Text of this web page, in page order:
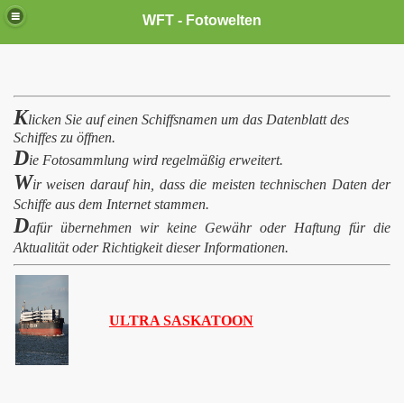
WFT - Fotowelten
Klicken Sie auf einen Schiffsnamen um das Datenblatt des
Schiffes zu öffnen.
Die Fotosammlung wird regelmäßig erweitert.
Wir weisen darauf hin, dass die meisten technischen Daten der
Schiffe aus dem Internetstammen.
Dafür übernehmen wir keine Gewähr oder Haftung für die
Aktualität oder Richtigkeit dieser Informationen.
ULTRA SASKATOON